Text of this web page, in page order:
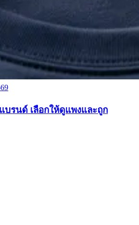
บรนด์ เลือกให้ดูแพงและถูก